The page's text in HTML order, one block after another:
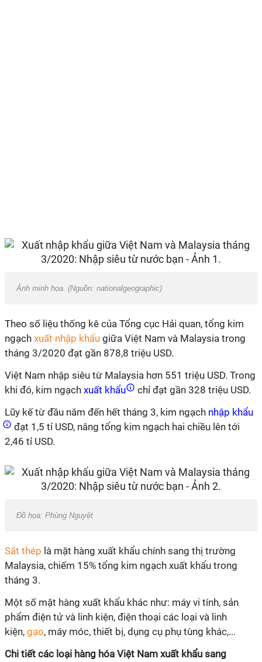
Ảnh minh họa. (Nguồn: nationalgeographic)
Theo số liệu thống kê của Tổng cục Hải quan, tổng kim
ngạch xuất nhập khẩu giữa Việt Nam và Malaysia trong
tháng 3/2020 đạt gần 878,8 triệu USD.
Việt Nam nhập siêu từ Malaysia hơn 551 triệu USD. Trong
khi đó, kim ngạch xuất khẩu
chỉ đạt gần 328 triệu USD.
Lũy kế từ đầu năm đến hết tháng 3, kim ngạch nhập khẩu
đạt 1,5 tỉ USD, nâng tổng kim ngạch hai chiều lên tới
2,46 tỉ USD.
Đồ họa: Phùng Nguyệt
Sắt thép là mặt hàng xuất khẩu chính sang thị trường
Malaysia, chiếm 15% tổng kim ngạch xuất khẩu trong
tháng 3.
Một số mặt hàng xuất khẩu khác như: máy vi tính, sản
phẩm điện tử và linh kiện, điện thoại các loại và linh
kiện, gạo, máy móc, thiết bị, dụng cụ phụ tùng khác,...
Chi tiết các loại hàng hóa Việt Nam xuất khẩu sang